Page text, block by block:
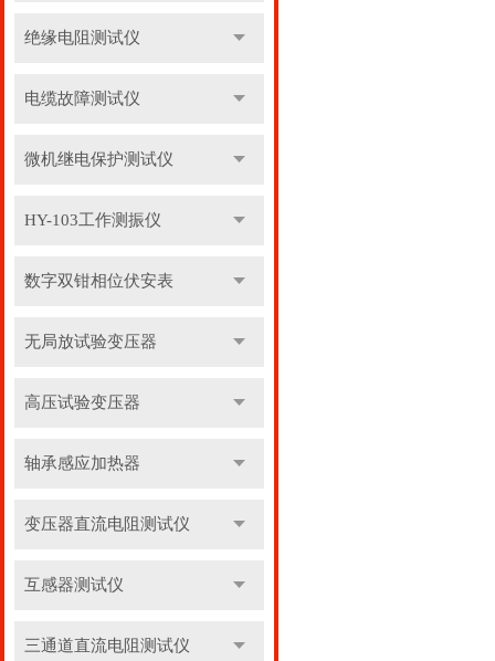
绝缘电阻测试仪
电缆故障测试仪
微机继电保护测试仪
HY-103工作测振仪
数字双钳相位伏安表
无局放试验变压器
高压试验变压器
轴承感应加热器
变压器直流电阻测试仪
互感器测试仪
三通道直流电阻测试仪